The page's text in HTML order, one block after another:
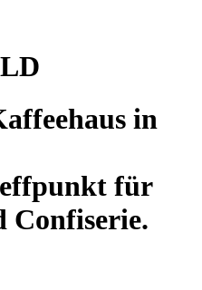
in
für
Confiserie.